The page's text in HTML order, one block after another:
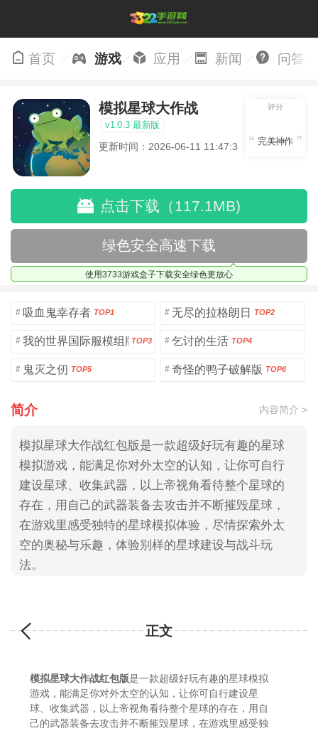
首页 游戏 应用 新闻 问答
模拟星球大作战
v1.0.3 最新版
更新时间：2026-06-11 11:47:30
评分
完美神作
点击下载（117.1MB)
绿色安全高速下载
使用3733游戏盒子下载安全绿色更放心
# 吸血鬼幸存者 TOP1 # 无尽的拉格朗日 TOP2
# 我的世界国际服模组版TOP3 # 乞讨的生活 TOP4
# 鬼灭之仞 TOP5 # 奇怪的鸭子破解版 TOP6
简介 内容简介 >
模拟星球大作战红包版是一款超级好玩有趣的星球
模拟游戏，能满足你对外太空的认知，让你可自行
建设星球、收集武器，以上帝视角看待整个星球的
存在，用自己的武器装备去攻击并不断摧毁星球，
在游戏里感受独特的星球模拟体验，尽情探索外太
空的奥秘与乐趣，体验别样的星球建设与战斗玩
法。
正文
模拟星球大作战红包版是一款超级好玩有趣的星球模拟
游戏，能满足你对外太空的认知，让你可自行建设星
球、收集武器，以上帝视角看待整个星球的存在，用自
己的武器装备去攻击并不断摧毁星球，在游戏里感受独